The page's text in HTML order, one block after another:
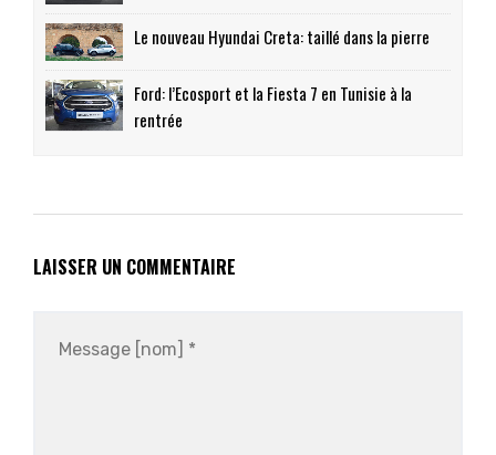
Le nouveau Hyundai Creta: taillé dans la pierre
Ford: l’Ecosport et la Fiesta 7 en Tunisie à la
rentrée
LAISSER UN COMMENTAIRE